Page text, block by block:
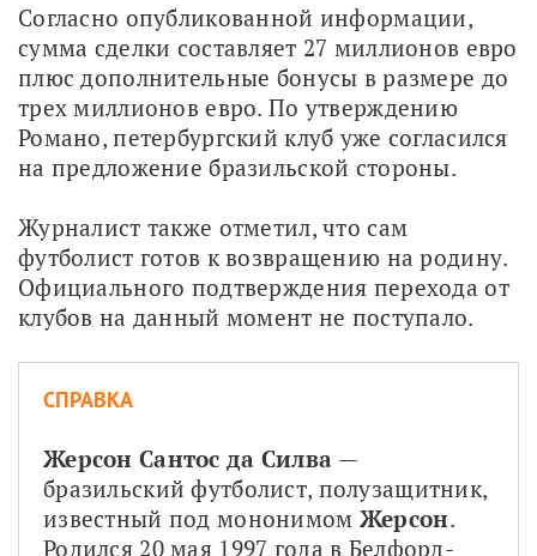
Согласно опубликованной информации,
сумма сделки составляет 27 миллионов евро
плюс дополнительные бонусы в размере до
трех миллионов евро. По утверждению
Романо, петербургский клуб уже согласился
на предложение бразильской стороны.
Журналист также отметил, что сам
футболист готов к возвращению на родину.
Официального подтверждения перехода от
клубов на данный момент не поступало.
СПРАВКА
Жерсон Сантос да Силва —
бразильский футболист, полузащитник,
известный под мононимом Жерсон.
Родился 20 мая 1997 года в Белфорд-